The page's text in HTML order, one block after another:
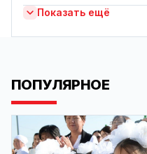
Показать ещё
ПОПУЛЯРНОЕ